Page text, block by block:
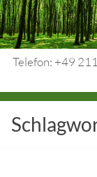
Skip
to
content
Telefon: +49